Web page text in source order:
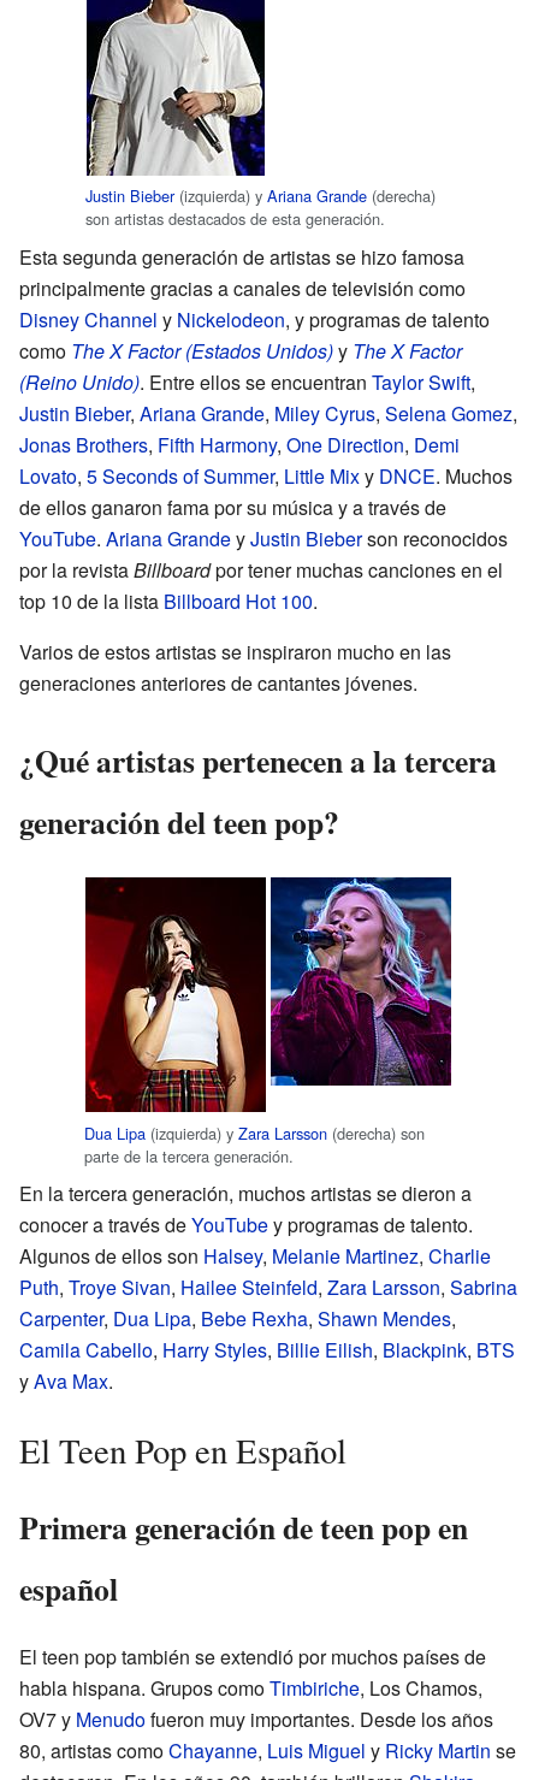
Justin Bieber(izquierda) y Ariana Grande (derecha)
son artistas destacados de esta generación.
Esta segunda generación de artistas se hizo famosa
principalmente gracias a canales de televisión como
Disney Channel y Nickelodeon, y programas de talento
como The X Factor (Estados Unidos)y The X Factor
(Reino Unido). Entre ellos se encuentran Taylor Swift,
Justin Bieber, Ariana Grande, Miley Cyrus, Selena Gomez,
Jonas Brothers, Fifth Harmony, One Direction, Demi
Lovato, 5 Seconds of Summer, Little Mixy DNCE. Muchos
de ellos ganaron fama por su música y a través de
YouTube. Ariana GrandeyJustin Bieberson reconocidos
por la revistaBillboardpor tener muchas canciones en el
top 10 de la lista Billboard Hot 100.
Varios de estos artistas se inspiraron mucho en las
generaciones anteriores de cantantes jóvenes.
¿Qué artistas pertenecen a la tercera
generación del teen pop?
Dua Lipa (izquierda) y Zara Larsson (derecha) son
parte de la tercera generación.
En la tercera generación, muchos artistas se dieron a
conocer a través deYouTubey programas de talento.
Algunos de ellos son Halsey, Melanie Martinez, Charlie
Puth, Troye Sivan, Hailee Steinfeld, Zara Larsson, Sabrina
Carpenter, Dua Lipa, Bebe Rexha, Shawn Mendes,
Camila Cabello, Harry Styles, Billie Eilish, Blackpink, BTS
yAva Max.
El Teen Pop en Español
Primera generación de teen pop en
español
El teen pop también se extendió por muchos países de
habla hispana. Grupos comoTimbiriche, Los Chamos,
OV7 y Menudofueron muy importantes. Desde los años
80, artistas comoChayanne, Luis Miguel y Ricky Martin se